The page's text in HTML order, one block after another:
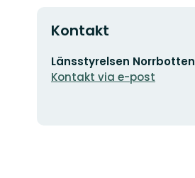
Kontakt
E-
postadress
Länsstyrelsen Norrbotten
Kontakt via e-post